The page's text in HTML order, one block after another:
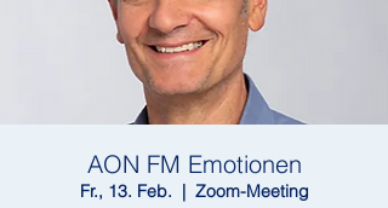
AON FM Emotionen
Fr., 13. Feb.
  |
Zoom-Meeting